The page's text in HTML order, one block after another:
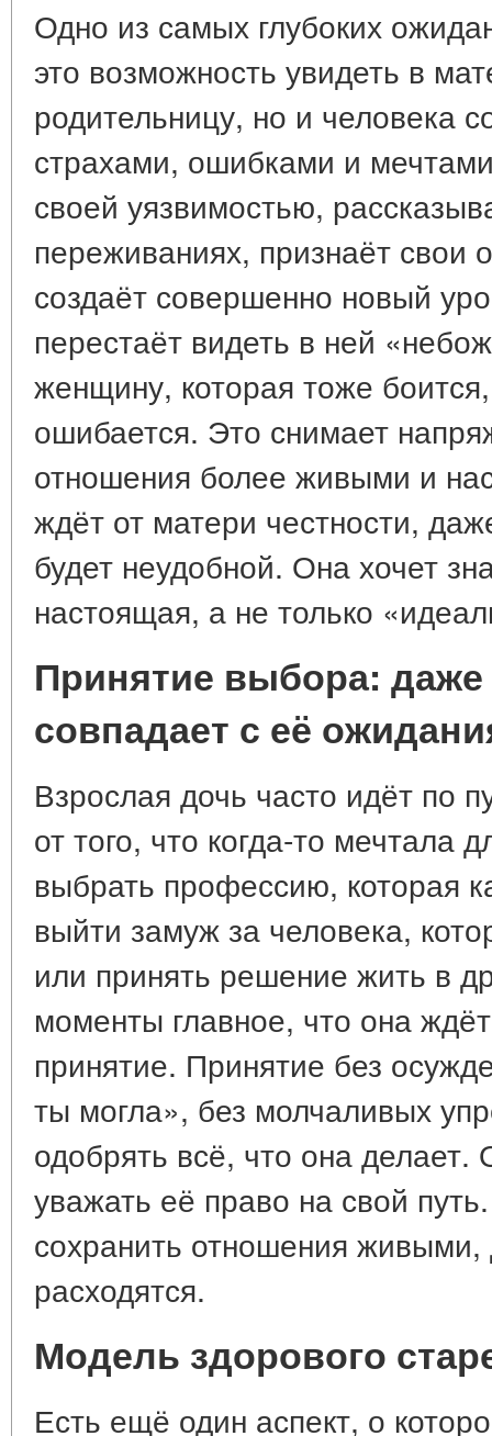
Одно из самых глубоких
это возможность увидеть в
родительницу, но и человека
страхами, ошибками и
своей уязвимостью,
переживаниях, признаёт
создаёт совершенно новый
перестаёт видеть в ней
женщину, которая тоже
ошибается. Это снимает
отношения более живыми и
ждёт от матери честности,
будет неудобной. Она хочет
настоящая, а не только
Принятие выбора: даже
совпадает с её
Взрослая дочь часто идёт по
от того, что когда-то мечтала
выбрать профессию, которая
выйти замуж за человека,
или принять решение жить в
моменты главное, что она
принятие. Принятие без
ты могла», без молчаливых
одобрять всё, что она делает.
уважать её право на свой
сохранить отношения живыми,
расходятся.
Модель здорового
Есть ещё один аспект, о